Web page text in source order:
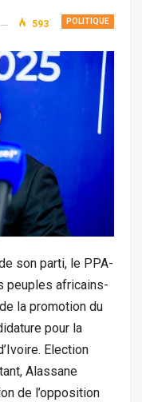
POLITIQUE
593
son parti, le PPA-
peuples africains-
la promotion du
pour la
Election
Alassane
de l’opposition